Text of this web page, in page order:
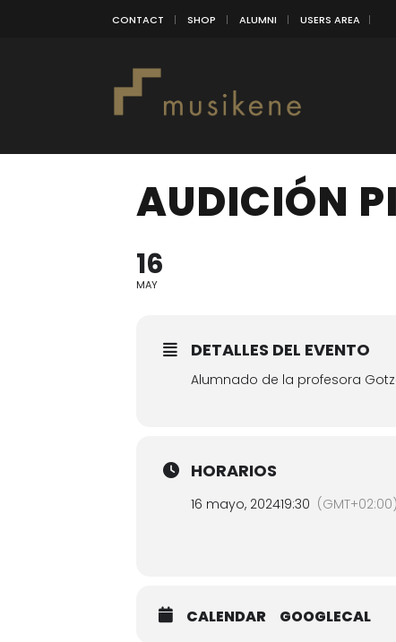
CONTACT SHOP ALUMNI USERS AREA
AUDICIÓN
16
MAY
DETALLES DEL EVENTO
Alumnado de la profesora
HORARIOS
16 mayo, 202419:30 (GMT+02:00)
CALENDAR GOOGLECAL